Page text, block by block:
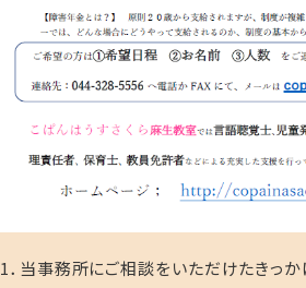
1．当事務所にご相談をいただけたきっか